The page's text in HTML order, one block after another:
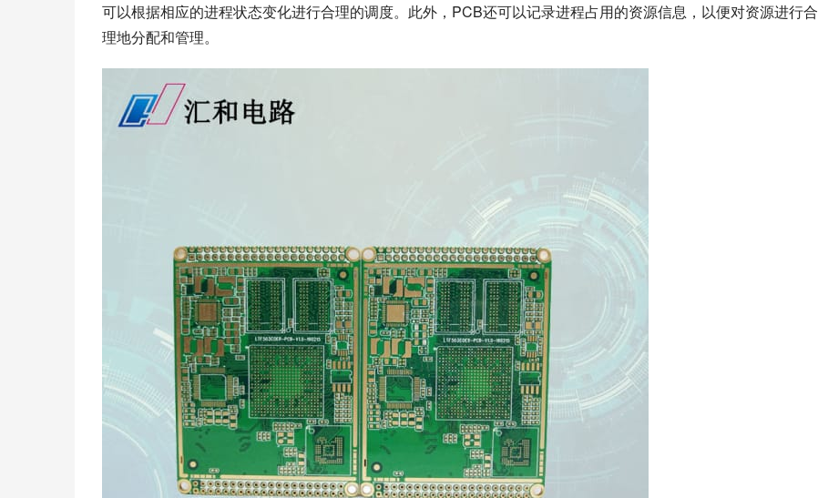
可以根据相应的进程状态变化进行合理的调度。此外，PCB还可以记录进程占用的资源信息，以便对资源进行合
理地分配和管理。